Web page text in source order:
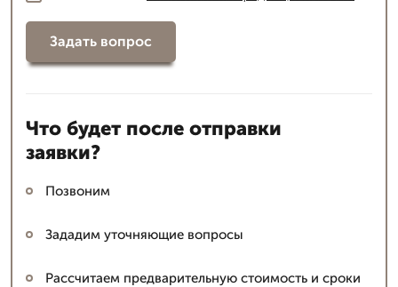
Задать вопрос
Что будет после отправки
заявки?
Позвоним
Зададим уточняющие вопросы
Рассчитаем предварительную стоимость и сроки